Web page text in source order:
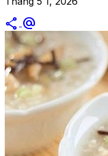
share alternate_email